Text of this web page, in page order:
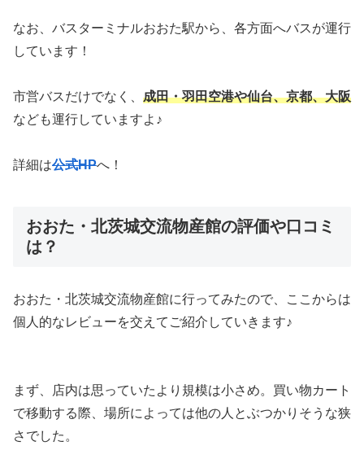
なお、バスターミナルおおた駅から、各方面へバスが運行
しています！
市営バスだけでなく、 成田・羽田空港や仙台、京都、大阪
なども運行していますよ♪
詳細は公式HPへ！
おおた・北茨城交流物産館の評価や口コミ
は？
おおた・北茨城交流物産館に行ってみたので、ここからは
個人的なレビューを交えてご紹介していきます♪
まず、店内は思っていたより規模は小さめ。買い物カート
で移動する際、場所によっては他の人とぶつかりそうな狭
さでした。